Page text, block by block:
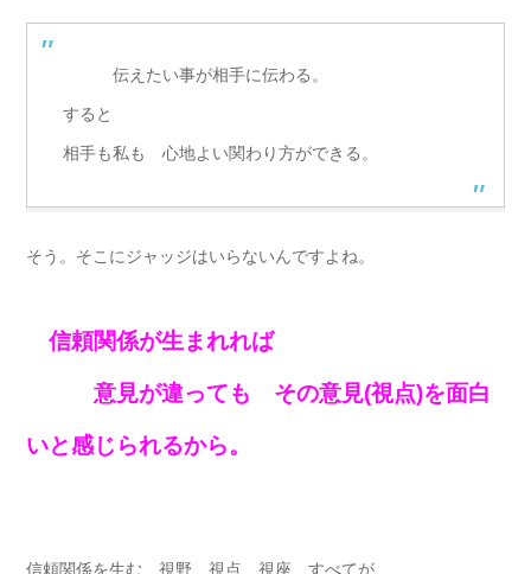
伝えたい事が相手に伝わる。
すると
相手も私も 心地よい関わり方ができる。
そう。そこにジャッジはいらないんですよね。
信頼関係が生まれれば
意見が違っても その意見(視点)を面白
いと感じられるから。
信頼関係を生む 視野 視点 視座 すべてが